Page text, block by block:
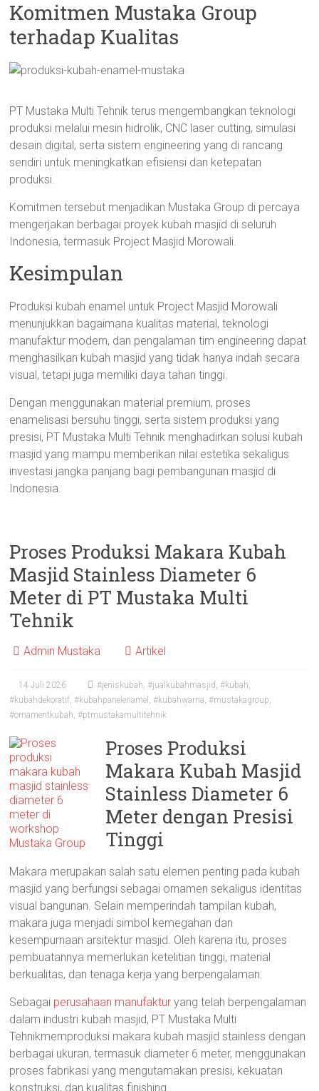
Komitmen Mustaka Group
terhadap Kualitas
PT Mustaka Multi Tehnik terus mengembangkan teknologi
produksi melalui mesin hidrolik, CNC laser cutting, simulasi
desain digital, serta sistem engineering yang di rancang
sendiri untuk meningkatkan efisiensi dan ketepatan
produksi.
Komitmen tersebut menjadikan Mustaka Group di percaya
mengerjakan berbagai proyek kubah masjid di seluruh
Indonesia, termasuk Project Masjid Morowali.
Kesimpulan
Produksi kubah enamel untuk Project Masjid Morowali
menunjukkan bagaimana kualitas material, teknologi
manufaktur modern, dan pengalaman tim engineering dapat
menghasilkan kubah masjid yang tidak hanya indah secara
visual, tetapi juga memiliki daya tahan tinggi.
Dengan menggunakan material premium, proses
enamelisasi bersuhu tinggi, serta sistem produksi yang
presisi, PT Mustaka Multi Tehnik menghadirkan solusi kubah
masjid yang mampu memberikan nilai estetika sekaligus
investasi jangka panjang bagi pembangunan masjid di
Indonesia.
Proses Produksi Makara Kubah
Masjid Stainless Diameter 6
Meter di PT Mustaka Multi
Tehnik
Admin Mustaka Artikel
14 Juli 2026 #jeniskubah,#jualkubahmasjid ,#kubah,
#kubahdekoratif,#kubahpanelenamel ,#kubahwarna,#mustakagroup,
#ornamentkubah,#ptmustakamultitehnik
Proses Produksi
Makara Kubah Masjid
Stainless Diameter 6
Meter dengan Presisi
Tinggi
Makara merupakan salah satu elemen penting pada kubah
masjid yang berfungsi sebagai ornamen sekaligus identitas
visual bangunan. Selain memperindah tampilan kubah,
makara juga menjadi simbol kemegahan dan
kesempurnaan arsitektur masjid. Oleh karena itu, proses
pembuatannya memerlukan ketelitian tinggi, material
berkualitas, dan tenaga kerja yang berpengalaman.
Sebagai perusahaan manufaktur yang telah berpengalaman
dalam industri kubah masjid, PT Mustaka Multi
Tehnikmemproduksi makara kubah masjid stainless dengan
berbagai ukuran, termasuk diameter 6 meter, menggunakan
proses fabrikasi yang mengutamakan presisi, kekuatan
konstruksi, dan kualitas finishing.